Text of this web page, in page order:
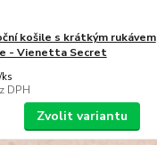
košile s krátkým rukávem
- Vienetta Secret
ks
DPH
Zvolit variantu